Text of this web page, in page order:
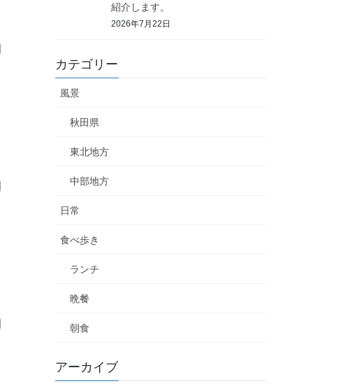
紹介します。
2026年7月22日
カテゴリー
風景
秋田県
東北地方
中部地方
日常
食べ歩き
ランチ
晩餐
朝食
アーカイブ